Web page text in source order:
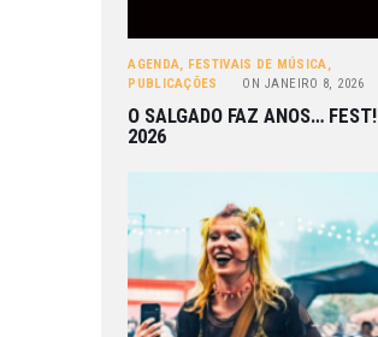
AGENDA, FESTIVAIS DE MÚSICA,
PUBLICAÇÕES
ON JANEIRO 8, 2026
O SALGADO FAZ ANOS… FEST!
2026